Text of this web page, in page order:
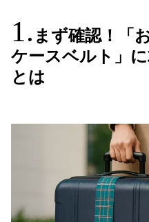
まず確認！「
ケースベルト」
とは